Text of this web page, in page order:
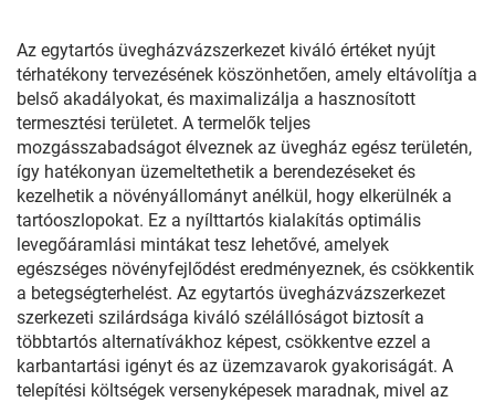
Az egytartós üvegházvázszerkezet kiváló értéket nyújt
térhatékony tervezésének köszönhetően, amely eltávolítja a
belső akadályokat, és maximalizálja a hasznosított
termesztési területet. A termelők teljes
mozgásszabadságot élveznek az üvegház egész területén,
így hatékonyan üzemeltethetik a berendezéseket és
kezelhetik a növényállományt anélkül, hogy elkerülnék a
tartóoszlopokat. Ez a nyílttartós kialakítás optimális
levegőáramlási mintákat tesz lehetővé, amelyek
egészséges növényfejlődést eredményeznek, és csökkentik
a betegségterhelést. Az egytartós üvegházvázszerkezet
szerkezeti szilárdsága kiváló szélállóságot biztosít a
többtartós alternatívákhoz képest, csökkentve ezzel a
karbantartási igényt és az üzemzavarok gyakoriságát. A
telepítési költségek versenyképesek maradnak, mivel az